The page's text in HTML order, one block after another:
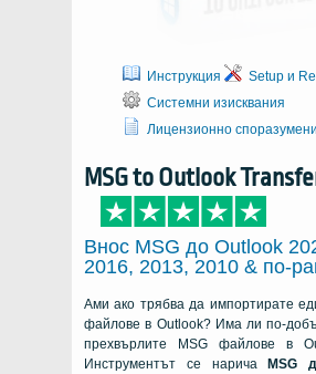
Инструкция
Setup и
Системни изисквания
Лицензионно
MSG to Outlook
Внос MSG до Outlook
2016, 2013, 2010 & по-
Ами ако трябва да импортирате
файлове в Outlook? Има ли по-
прехвърлите MSG файлове в
Инструментът се нарича
MSG